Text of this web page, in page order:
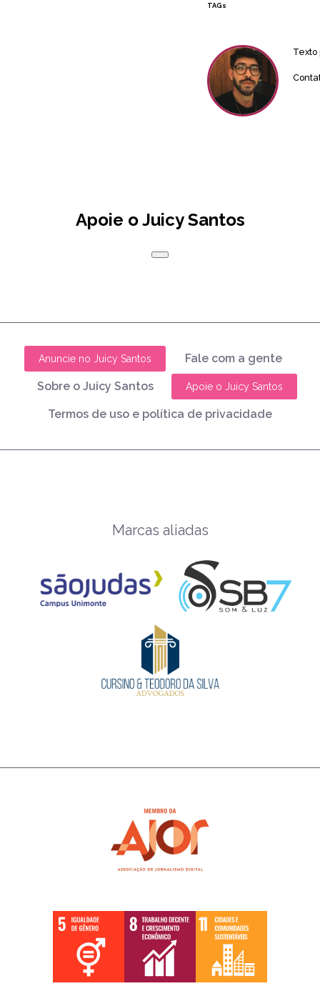
TAGs
Texto
Apoie o Juicy Santos
Anuncie no Juicy Santos Fale com a gente
Sobre o Juicy Santos Apoie o Juicy Santos
Termos de uso e política de privacidade
Marcas aliadas